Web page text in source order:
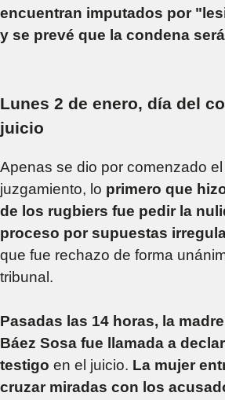
encuentran imputados por
y se prevé que la condena
Lunes 2 de enero, día del
juicio
Apenas se dio por comenzado
juzgamiento, lo primero que
de los rugbiers fue pedir la
proceso por supuestas
que fue rechazo de forma
tribunal.
Pasadas las 14 horas, la
Báez Sosa fue llamada a
testigo en el juicio. La mujer
cruzar miradas con los